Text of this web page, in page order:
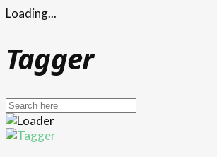
Loading...
Tagger